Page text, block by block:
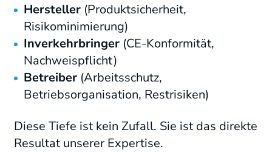
Hersteller (Produktsicherheit,
Risikominimierung)
Inverkehrbringer (CE-Konformität,
Nachweispflicht)
Betreiber (Arbeitsschutz,
Betriebsorganisation, Restrisiken)
Diese Tiefe ist kein Zufall. Sie ist das direkte
Resultat unserer Expertise.